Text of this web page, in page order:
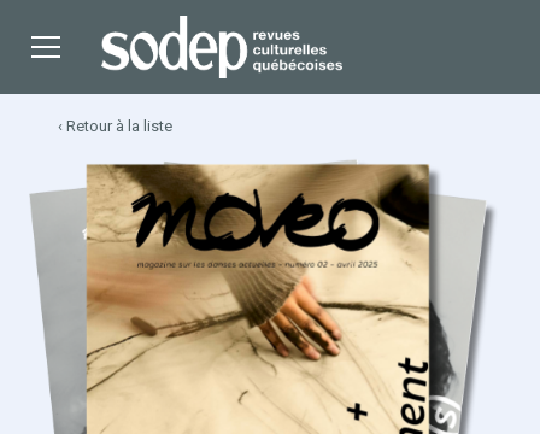
‹ Retour à la liste